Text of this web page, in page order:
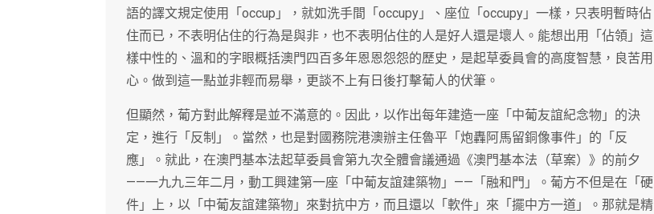
語的譯文規定使用「occup」，就如洗手間「occupy」、座位「occupy」一樣，只表明暫時佔
住而已，不表明佔住的行為是與非，也不表明佔住的人是好人還是壞人。能想出用「佔領」這
樣中性的、溫和的字眼概括澳門四百多年恩恩怨怨的歷史，是起草委員會的高度智慧，良苦用
心。做到這一點並非輕而易舉，更談不上有日後打擊葡人的伏筆。
但顯然，葡方對此解釋是並不滿意的。因此，以作出每年建造一座「中葡友誼紀念物」的決
定，進行「反制」。當然，也是對國務院港澳辦主任魯平「炮轟阿馬留銅像事件」的「反
應」。就此，在澳門基本法起草委員會第九次全體會議通過《澳門基本法（草案）》的前夕
——一九九三年二月，動工興建第一座「中葡友誼建築物」——「融和門」。葡方不但是在「硬
件」上，以「中葡友誼建築物」來對抗中方，而且還以「軟件」來「擺中方一道」。那就是精